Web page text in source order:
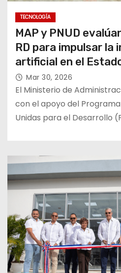
TECNOLOGÍA
MAP y PNUD
RD para impulsar la
artificial en el
Mar 30, 2026
El Ministerio de
con el apoyo del
Unidas para el Desarrollo